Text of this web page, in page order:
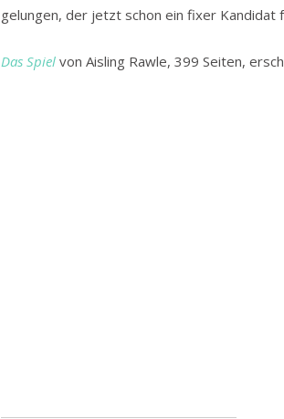
gelungen, der jetzt schon ein fixer Kandidat
Das Spiel von Aisling Rawle, 399 Seiten,